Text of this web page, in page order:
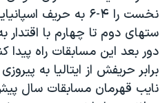
نخست را ۴-۶ به حریف
ستهای دوم تا چهارم با اقتدار
دور بعد این مسابقات راه
برابر حریفش از ایتالیا به
نایب قهرمان مسابقات سال